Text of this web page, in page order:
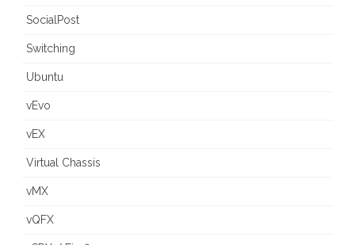
SocialPost
Switching
Ubuntu
vEvo
vEX
Virtual Chassis
vMX
vQFX